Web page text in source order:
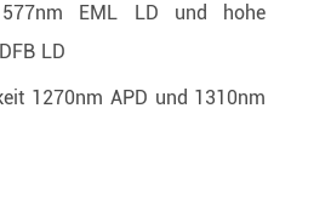
EML LD und hohe
LD
1270nm APD und 1310nm